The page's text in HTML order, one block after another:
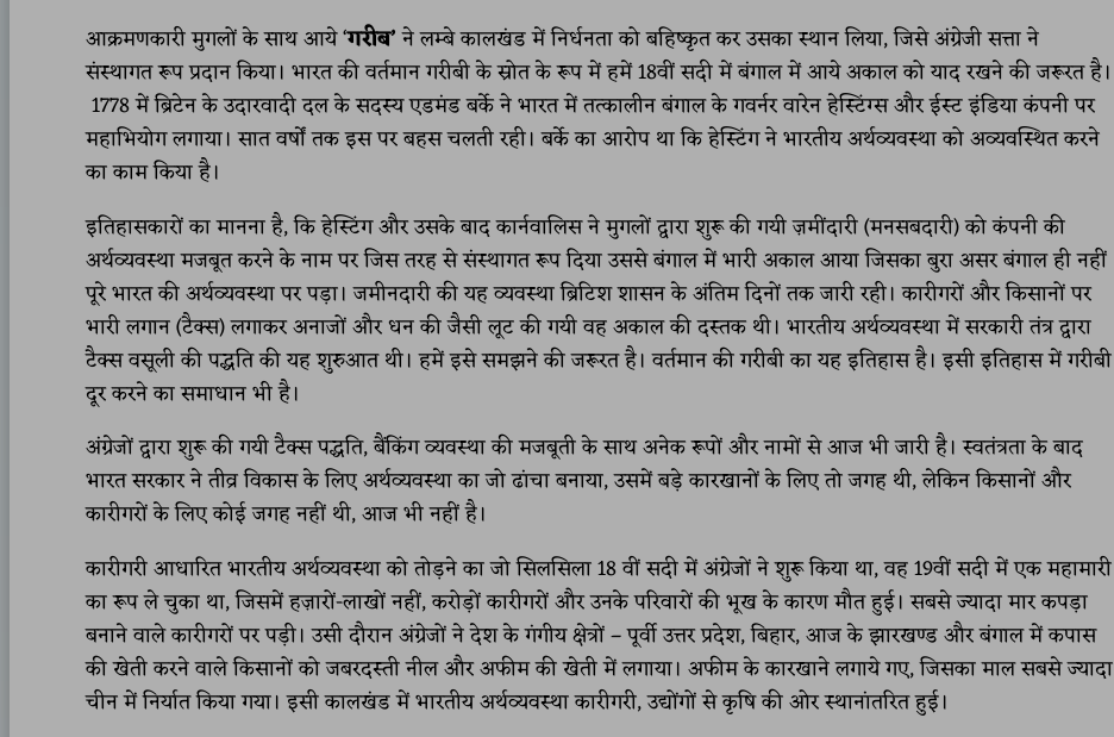
आक्रमणकारी मुगलों के साथ आये ‘गरीब’ने लम्बे कालखंड में निर्धनता को बहिष्कृत कर उसका स्थान लिया, जिसे अंग्रेजी सत्ता ने
संस्थागत रूप प्रदान किया। भारत की वर्तमान गरीबी के स्रोत के रूप में हमें 18वीं सदी में बंगाल में आये अकाल को याद रखने की जरूरत है।
1778 में ब्रिटेन के उदारवादी दल के सदस्य एडमंड बर्के ने भारत में तत्कालीन बंगाल के गवर्नर वारेन हेस्टिंग्स और ईस्ट इंडिया कंपनी पर
महाभियोग लगाया। सात वर्षों तक इस पर बहस चलती रही। बर्के का आरोप था कि हेस्टिंग ने भारतीय अर्थव्यवस्था को अव्यवस्थित करने
का काम किया है।
इतिहासकारों का मानना है, कि हेस्टिंग और उसके बाद कार्नवालिस ने मुगलों द्वारा शुरू की गयी ज़मींदारी (मनसबदारी) को कंपनी की
अर्थव्यवस्था मजबूत करने के नाम पर जिस तरह से संस्थागत रूप दिया उससे बंगाल में भारी अकाल आया जिसका बुरा असर बंगाल ही नहीं
पूरे भारत की अर्थव्यवस्था पर पड़ा। जमीनदारी की यह व्यवस्था ब्रिटिश शासन के अंतिम दिनों तक जारी रही। कारीगरों और किसानों पर
भारी लगान (टैक्स) लगाकर अनाजों और धन की जैसी लूट की गयी वह अकाल की दस्तक थी। भारतीय अर्थव्यवस्था में सरकारी तंत्र द्वारा
टैक्स वसूली की पद्धति की यह शुरुआत थी। हमें इसे समझने की जरूरत है। वर्तमान की गरीबी का यह इतिहास है। इसी इतिहास में गरीबी
दूर करने का समाधान भी है।
अंग्रेजों द्वारा शुरू की गयी टैक्स पद्धति, बैंकिंग व्यवस्था की मजबूती के साथ अनेक रूपों और नामों से आज भी जारी है। स्वतंत्रता के बाद
भारत सरकार ने तीव्र विकास के लिए अर्थव्यवस्था का जो ढांचा बनाया, उसमें बड़े कारखानों के लिए तो जगह थी, लेकिन किसानों और
कारीगरों के लिए कोई जगह नहीं थी, आज भी नहीं है।
कारीगरी आधारित भारतीय अर्थव्यवस्था को तोड़ने का जो सिलसिला 18 वीं सदी में अंग्रेजों ने शुरू किया था, वह 19वीं सदी में एक महामारी
का रूप ले चुका था, जिसमें हज़ारों-लाखों नहीं, करोड़ों कारीगरों और उनके परिवारों की भूख के कारण मौत हुई। सबसे ज्यादा मार कपड़ा
बनाने वाले कारीगरों पर पड़ी। उसी दौरान अंग्रेजों ने देश के गंगीय क्षेत्रों – पूर्वी उत्तर प्रदेश, बिहार, आज के झारखण्ड और बंगाल में कपास
की खेती करने वाले किसानों को जबरदस्ती नील और अफीम की खेती में लगाया। अफीम के कारखाने लगाये गए, जिसका माल सबसे ज्यादा
चीन में निर्यात किया गया। इसी कालखंड में भारतीय अर्थव्यवस्था कारीगरी, उद्योंगों से कृषि की ओर स्थानांतरित हुई।